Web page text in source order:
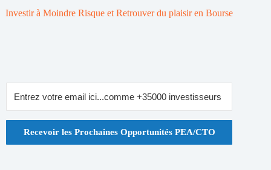
Investir à Moindre Risque et Retrouver du plaisir en Bourse
Recevoir les Prochaines Opportunités PEA/CTO